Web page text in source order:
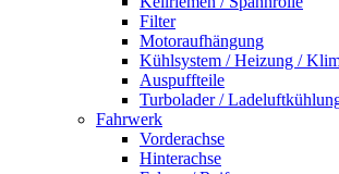
Filter
Motoraufhängung
Kühlsystem / Heizung /
Auspuffteile
Turbolader /
Fahrwerk
Vorderachse
Hinterachse